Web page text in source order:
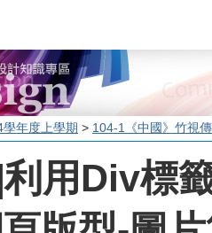
學年度上學期 > 104-1《中國》竹視
用Div標